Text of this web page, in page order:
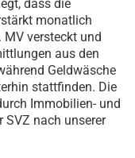
dass die
monatlich
versteckt und
aus den
Geldwäsche
stattfinden. Die
Immobilien- und
SVZ nach unserer